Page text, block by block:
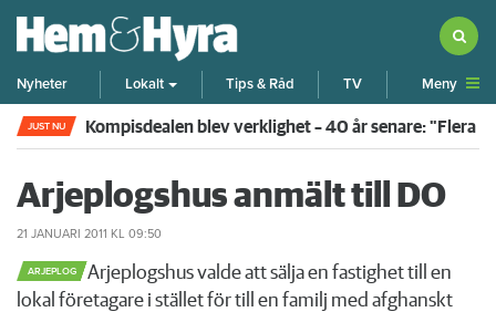
Nyheter Lokalt Tips & Råd TV Meny
JUST NU Kompisdealen blev verklighet – 40 år senare: "Flera
Arjeplogshus anmält till DO
21 JANUARI 2011 KL 09:50
ARJEPLOG
​Arjeplogshus valde att sälja en fastighet till en
lokal företagare i stället för till en familj med afghanskt